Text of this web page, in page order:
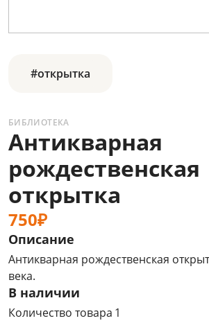
#открытка
БИБЛИОТЕКА
Антикварная
рождественская
открытка
750₽
Описание
Антикварная рождественская
века.
В наличии
Количество товара 1